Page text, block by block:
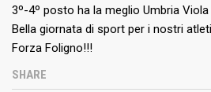
3º-4º posto ha la meglio Umbria
Bella giornata di sport per i nostri
Forza Foligno!!!
SHARE